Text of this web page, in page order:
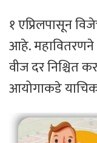
o
ok
er
p
p
१ एप्रिलपासून
आहे. महावितरणने
वीज दर निश्चित
आयोगाकडे